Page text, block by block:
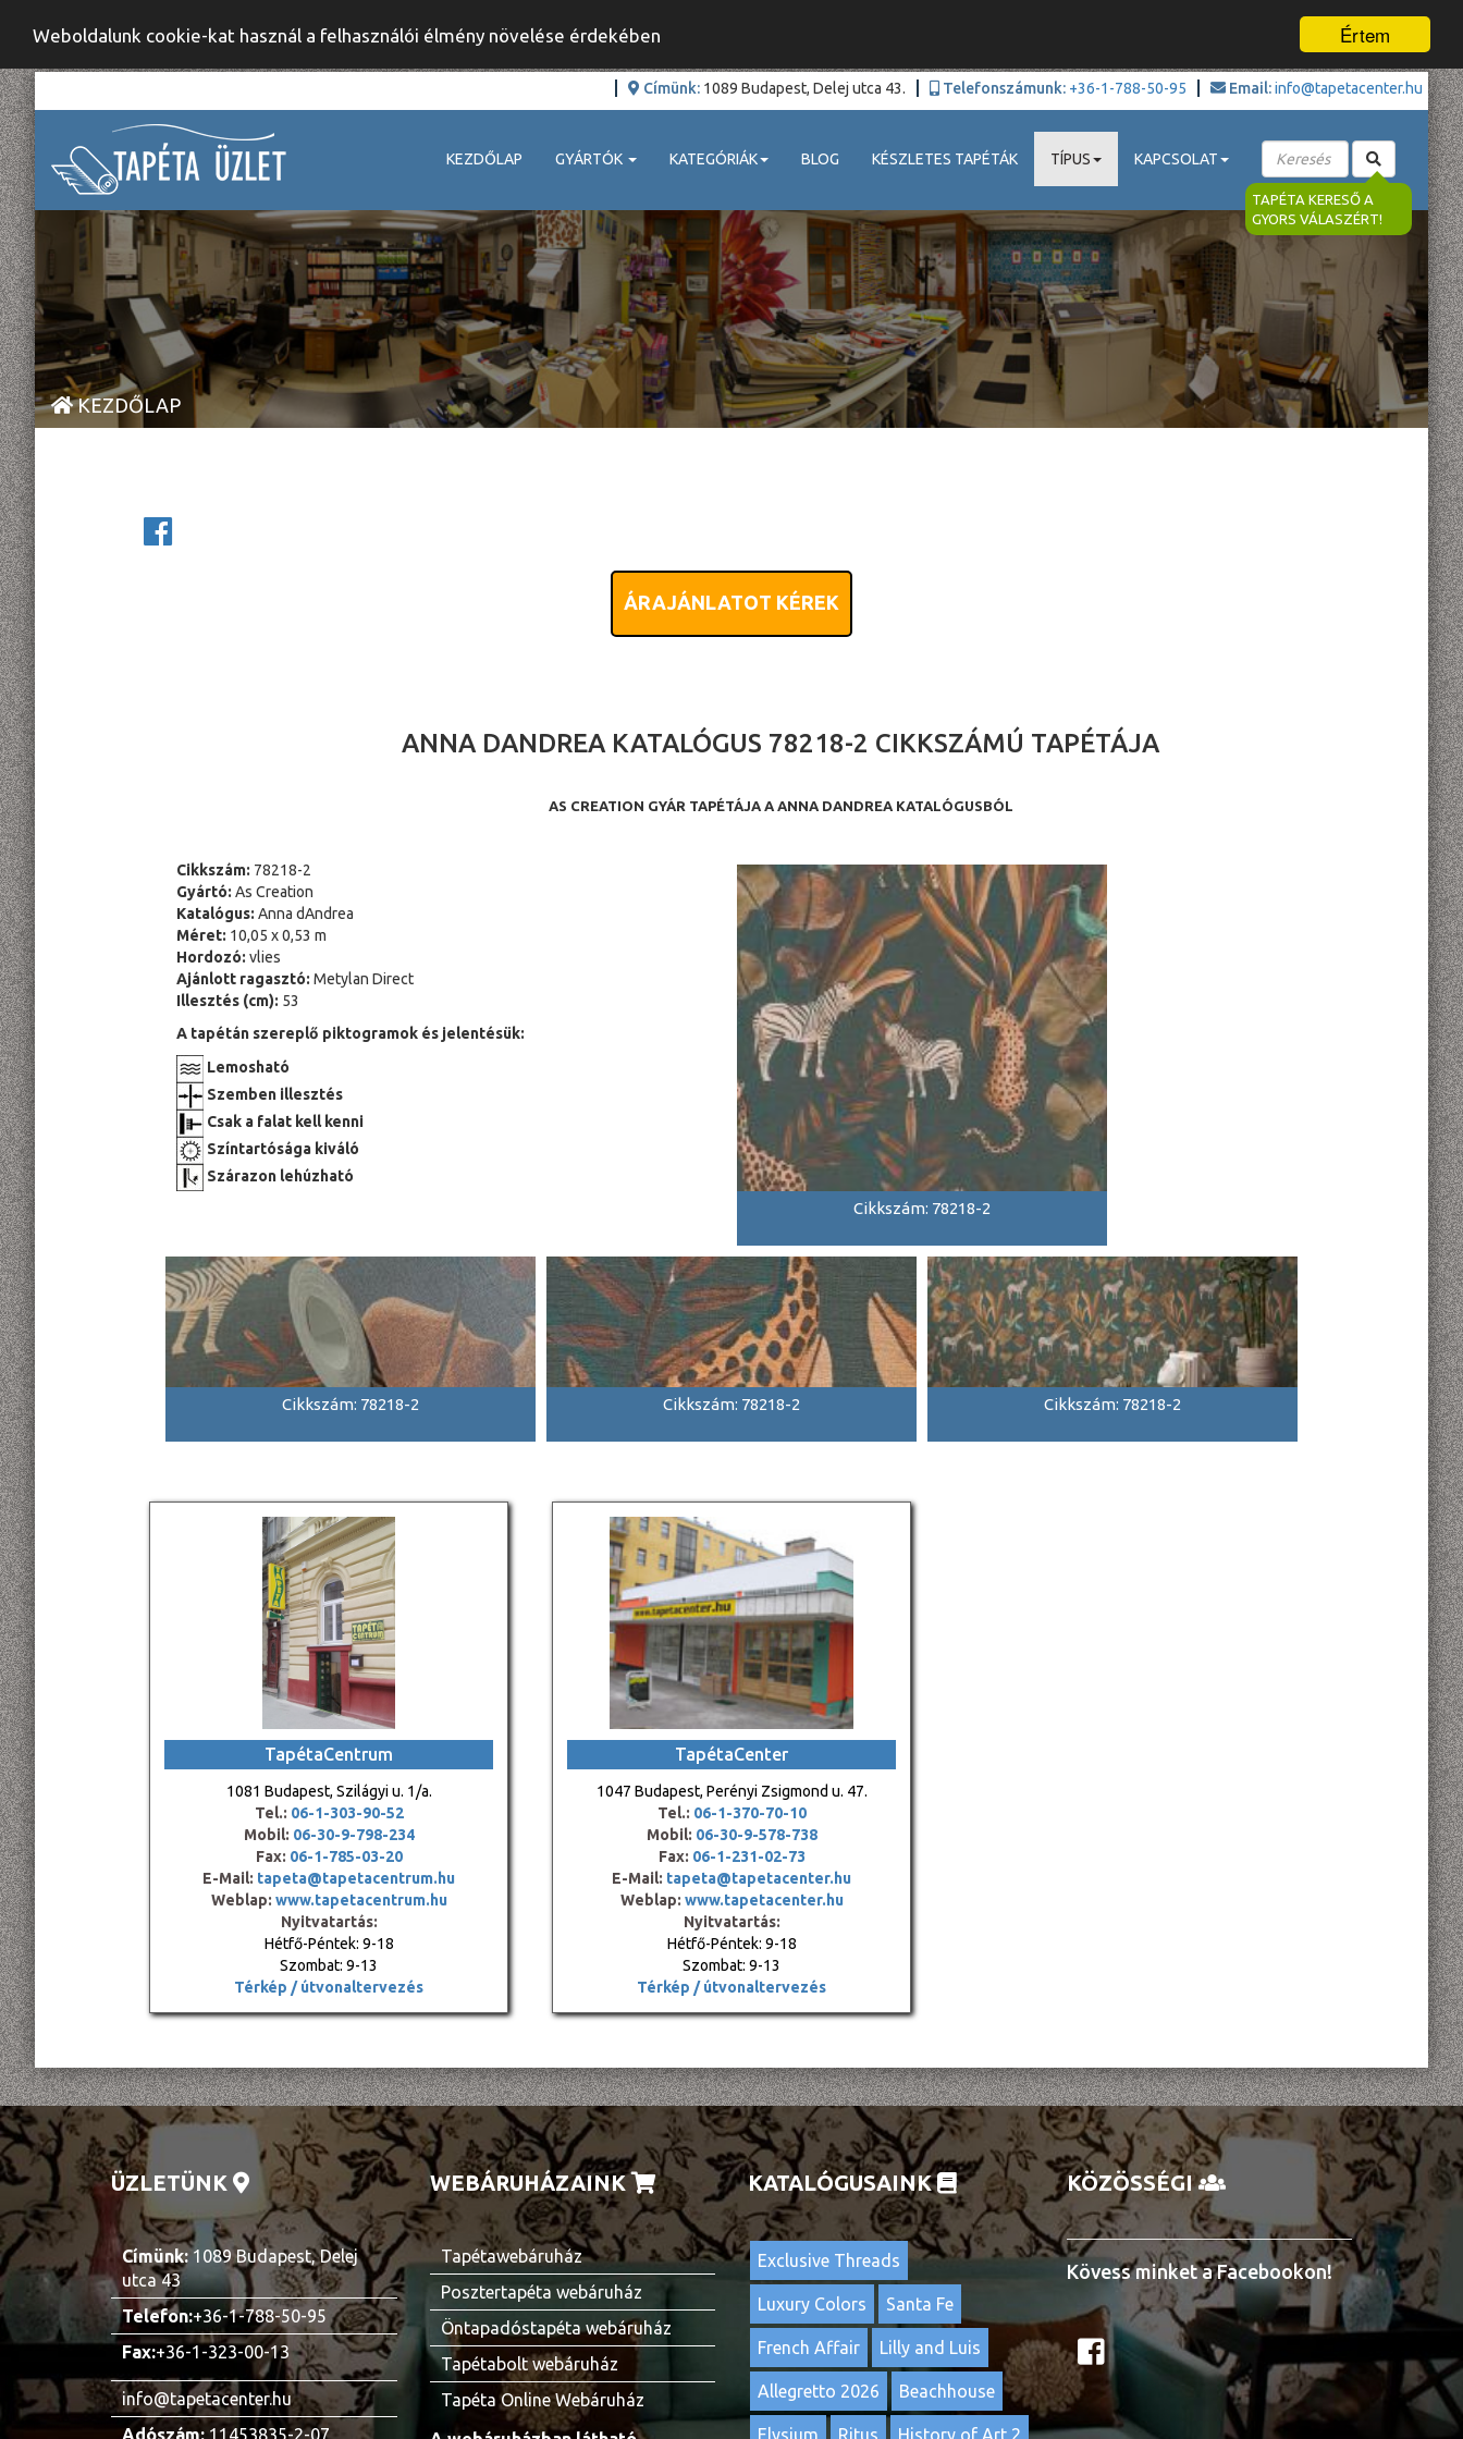
Értem
Weboldalunk cookie-kat használ a felhasználói élmény növelése érdekében
Címünk: 1089 Budapest, Delej utca 43. Telefonszámunk: +36-1-788-50-95 Email:info@tapetacenter.hu
KEZDŐLAP GYÁRTÓK KATEGÓRIÁK BLOG KÉSZLETES TAPÉTÁK TÍPUS KAPCSOLAT
TAPÉTA KERESŐ A
GYORS VÁLASZÉRT!
KEZDŐLAP
ÁRAJÁNLATOT KÉREK
ANNA DANDREA KATALÓGUS 78218-2 CIKKSZÁMÚ TAPÉTÁJA
AS CREATION GYÁR TAPÉTÁJA A ANNA DANDREA KATALÓGUSBÓL
Cikkszám: 78218-2
Gyártó: As Creation
Katalógus: Anna dAndrea
Méret: 10,05 x 0,53 m
Hordozó: vlies
Ajánlott ragasztó: Metylan Direct
Illesztés (cm): 53
A tapétán szereplő piktogramok és jelentésük:
Lemosható
Szemben illesztés
Csak a falat kell kenni
Színtartósága kiváló
Szárazon lehúzható
Cikkszám: 78218-2
Cikkszám: 78218-2 Cikkszám: 78218-2 Cikkszám: 78218-2
TapétaCentrum
1081 Budapest, Szilágyi u. 1/a.
Tel.: 06-1-303-90-52
Mobil: 06-30-9-798-234
Fax: 06-1-785-03-20
E-Mail: tapeta@tapetacentrum.hu
Weblap: www.tapetacentrum.hu
Nyitvatartás:
Hétfő-Péntek: 9-18
Szombat: 9-13
Térkép / útvonaltervezés
TapétaCenter
1047 Budapest, Perényi Zsigmond u. 47.
Tel.: 06-1-370-70-10
Mobil: 06-30-9-578-738
Fax: 06-1-231-02-73
E-Mail: tapeta@tapetacenter.hu
Weblap: www.tapetacenter.hu
Nyitvatartás:
Hétfő-Péntek: 9-18
Szombat: 9-13
Térkép / útvonaltervezés
ÜZLETÜNK
Címünk: 1089 Budapest, Delej
utca 43
Telefon:+36-1-788-50-95
Fax:+36-1-323-00-13
info@tapetacenter.hu
Adószám: 11453835-2-07
WEBÁRUHÁZAINK
Tapétawebáruház
Posztertapéta webáruház
Öntapadóstapéta webáruház
Tapétabolt webáruház
Tapéta Online Webáruház
KATALÓGUSAINK
Exclusive Threads
Luxury Colors Santa Fe
French Affair Lilly and Luis
Allegretto 2026 Beachhouse
Elysium Ritus History of Art 2
KÖZÖSSÉGI
Kövess minket a Facebookon!